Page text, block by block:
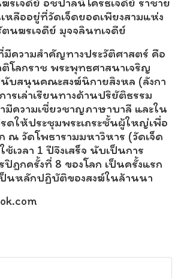
หลืออยู่ที่วัดเจ็ดยอดเพียงสามแห่ง
นฆรเจดีย์ มุจจลินทเจดีย์
วามสำคัญทางประวัติศาสตร์ คือ
โลกราช พระพุทธศาสนาเจริญ
นับสนุนคณะสงฆ์นิกายสิงหล (ลังกา
ารเล่าเรียนทางด้านปริยัติธรรม
ความเชี่ยวชาญภาษาบาลี และใน
ดให้ประชุมพระเถระชั้นผู้ใหญ่เพื่อ
ณ วัดโพธารามมหาวิหาร (วัดเจ็ด
เวลา 1 ปีจึงเสร็จ นับเป็นการ
ปิฎกครั้งที่ 8 ของโลก เป็นครั้งแรก
ป็นหลักปฏิบัติของสงฆ์ในล้านนา